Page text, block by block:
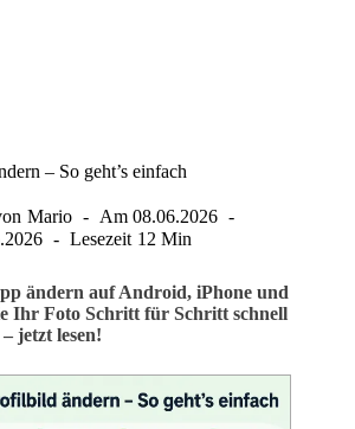
– So geht’s einfach
Mario Am 08.06.2026
Lesezeit 12 Min
ändern auf Android, iPhone und
Ihr Foto Schritt für Schritt schnell
jetzt lesen!